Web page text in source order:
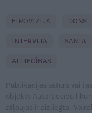
EIROVĪZIJA DONS
INTERVIJA SANTA
ATTIECĪBAS
Publikācijas saturs vai
objekts Autortiesību
atļaujas ir aizliegta.